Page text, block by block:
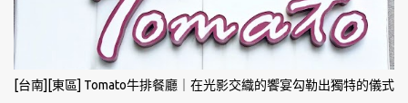
[台南][東區] Tomato牛排餐廳｜在光影交織的饗宴勾勒出獨特的儀式